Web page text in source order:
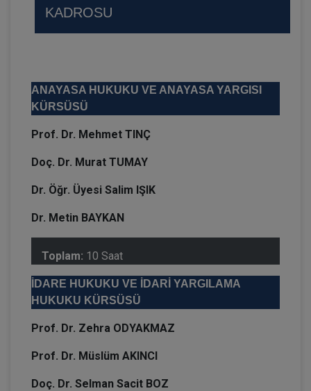
KADROSU
ANAYASA HUKUKU VE ANAYASA YARGISI
KÜRSÜSÜ
Prof. Dr. Mehmet TINÇ
Doç. Dr. Murat TUMAY
Dr. Öğr. Üyesi Salim IŞIK
Dr. Metin BAYKAN
Toplam: 10 Saat
İDARE HUKUKU VE İDARİ YARGILAMA
HUKUKU KÜRSÜSÜ
Prof. Dr. Zehra ODYAKMAZ
Prof. Dr. Müslüm AKINCI
Doç. Dr. Selman Sacit BOZ